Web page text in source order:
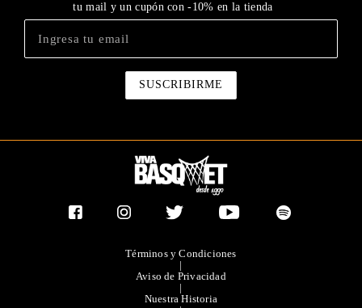
tu mail y un cupón con -10% en la tienda
Términos y Condiciones
|
Aviso de Privacidad
|
Nuestra Historia